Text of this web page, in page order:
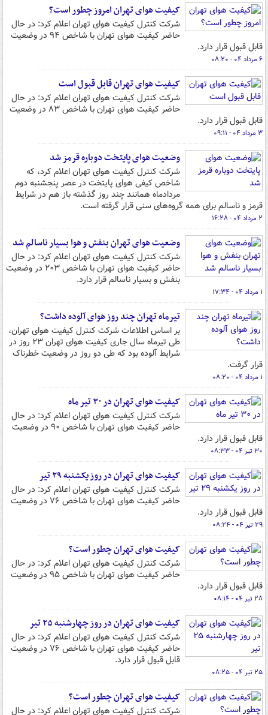
کیفیت هوای تهران امروز چطور است؟
شرکت کنترل کیفیت هوای تهران اعلام کرد: در حال
حاضر کیفیت هوای تهران با شاخص ۹۴ در وضعیت
قابل قبول قرار دارد.
۶ مرداد ۰۴ - ۰۸:۲۰
کیفیت هوای تهران قابل قبول است
شرکت کنترل کیفیت هوای تهران اعلام کرد: در حال
حاضر کیفیت هوای تهران با شاخص ۸۳ در وضعیت
قابل قبول قرار دارد.
۳ مرداد ۰۴ - ۰۹:۱۱
وضعیت هوای پایتخت دوباره قرمز شد
شرکت کنترل کیفیت هوای تهران اعلام کرد، که
شاخص کیفی هوای پایتخت در عصر پنجشنبه دوم
مردادماه همانند چند روز گذشته باز هم در شرایط
قرمز و ناسالم برای همه گروه‌های سنی قرار گرفته است.
۲ مرداد ۰۴ - ۱۶:۲۸
وضعیت هوای تهران بنفش و هوا بسیار ناسالم شد
شرکت کنترل کیفیت هوای تهران اعلام کرد: در حال
حاضر کیفیت هوای تهران با شاخص ۲۰۳ در وضعیت
بنفش و بسیار ناسالم قرار دارد.
۱ مرداد ۰۴ - ۱۷:۳۴
تیرماه تهران چند روز هوای آلوده داشت؟
بر اساس اطلاعات شرکت کنترل کیفیت هوای تهران،
طی تیرماه سال جاری کیفیت هوای تهران ۲۳ روز در
شرایط آلوده بود که طی دو روز در وضعیت خطرناک
قرار گرفت.
۱ مرداد ۰۴ - ۰۸:۲۰
کیفیت هوای تهران در ۳۰ تیر ماه
شرکت کنترل کیفیت هوای تهران اعلام کرد: در حال
حاضر کیفیت هوای تهران با شاخص ۹۰ در وضعیت
قابل قبول قرار دارد.
۳۰ تیر ۰۴ - ۰۸:۳۳
کیفیت هوای تهران در روز یکشنبه ۲۹ تیر
شرکت کنترل کیفیت هوای تهران اعلام کرد: در حال
حاضر کیفیت هوای تهران با شاخص ۷۶ در وضعیت
قابل قبول قرار دارد.
۲۹ تیر ۰۴ - ۰۸:۲۴
کیفیت هوای تهران چطور است؟
شرکت کنترل کیفیت هوای تهران اعلام کرد: در حال
حاضر کیفیت هوای تهران با شاخص ۹۵ در وضعیت
قابل قبول قرار دارد.
۲۸ تیر ۰۴ - ۰۸:۱۴
کیفیت هوای تهران در روز چهارشنبه ۲۵ تیر
شرکت کنترل کیفیت هوای تهران اعلام کرد: در حال
حاضر کیفیت هوای تهران با شاخص ۷۶ در وضعیت
قابل قبول قرار دارد.
۲۵ تیر ۰۴ - ۰۸:۲۵
کیفیت هوای تهران چطور است؟
شرکت کنترل کیفیت هوای تهران اعلام کرد: در حال